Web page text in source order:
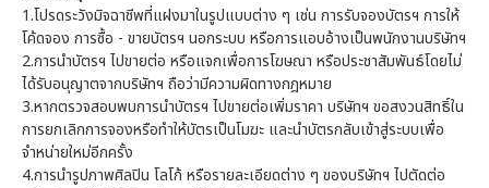
1.โปรดระวังมิจฉาชีพที่แฝงมาในรูปแบบต่าง ๆ เช่น การรับจองบัตรฯ การให้
โค้ดจอง การซื้อ - ขายบัตรฯ นอกระบบ หรือการแอบอ้างเป็นพนักงานบริษัทฯ
2.การนำบัตรฯ ไปขายต่อ หรือแจกเพื่อการโฆษณา หรือประชาสัมพันธ์โดยไม่
ได้รับอนุญาตจากบริษัทฯ ถือว่ามีความผิดทางกฎหมาย
3.หากตรวจสอบพบการนำบัตรฯ ไปขายต่อเพิ่มราคา บริษัทฯ ขอสงวนสิทธิ์ใน
การยกเลิกการจองหรือทำให้บัตรเป็นโมฆะ และนำบัตรกลับเข้าสู่ระบบเพื่อ
จำหน่ายใหม่อีกครั้ง
4.การนำรูปภาพศิลปิน โลโก้ หรือรายละเอียดต่าง ๆ ของบริษัทฯ ไปตัดต่อ